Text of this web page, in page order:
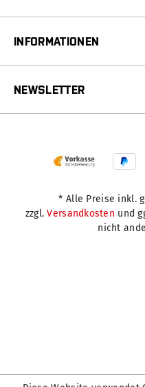
INFORMATIONEN
NEWSLETTER
* Alle Preise inkl.
zzgl.Versandkosten und
nicht